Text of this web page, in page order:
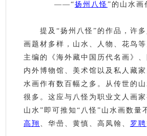
——“扬州八怪 ”的山水画
提及“扬州八怪”的作品，许
画题材多样，山水、人物、花鸟
主编的《海外藏中国历代名画》
内外博物馆、美术馆以及私人藏
水画作有数百幅之多。从传世的
很多。这应与八怪为职业文人画
山水”即可推知“八怪”山水画数
高翔 、华喦、黄慎、高凤翰、 罗聘